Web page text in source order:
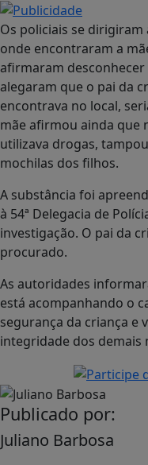
Os policiais se dirigiram
onde encontraram a
afirmaram desconhecer
alegaram que o pai da
encontrava no local,
mãe afirmou ainda que
utilizava drogas,
mochilas dos filhos.
A substância foi
à 54ª Delegacia de
investigação. O pai da
procurado.
As autoridades
está acompanhando o
segurança da criança e
integridade dos demais
Publicado por:
Juliano Barbosa